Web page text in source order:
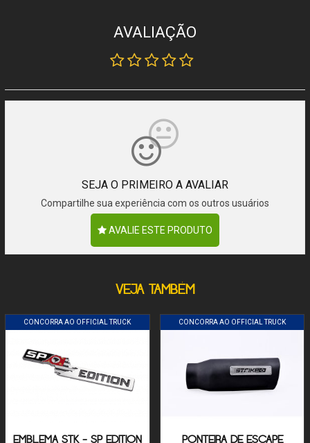
AVALIAÇÃO
SEJA O PRIMEIRO A AVALIAR
Compartilhe sua experiência com os outros usuários
AVALIE ESTE PRODUTO
VEJA TAMBÉM
CONCORRA AO OFFICIAL TRUCK
EMBLEMA STK - SP EDITION
CONCORRA AO OFFICIAL TRUCK
PONTEIRA DE ESCAPE